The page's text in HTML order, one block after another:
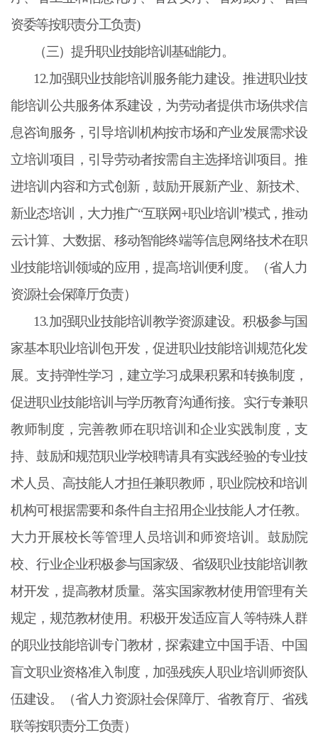
资委等按职责分工负责)
（三）提升职业技能培训基础能力。
12.加强职业技能培训服务能力建设。推进职业技
能培训公共服务体系建设，为劳动者提供市场供求信
息咨询服务，引导培训机构按市场和产业发展需求设
立培训项目，引导劳动者按需自主选择培训项目。推
进培训内容和方式创新，鼓励开展新产业、新技术、
新业态培训，大力推广“互联网+职业培训”模式，推动
云计算、大数据、移动智能终端等信息网络技术在职
业技能培训领域的应用，提高培训便利度。（省人力
资源社会保障厅负责）
13.加强职业技能培训教学资源建设。积极参与国
家基本职业培训包开发，促进职业技能培训规范化发
展。支持弹性学习，建立学习成果积累和转换制度，
促进职业技能培训与学历教育沟通衔接。实行专兼职
教师制度，完善教师在职培训和企业实践制度，支
持、鼓励和规范职业学校聘请具有实践经验的专业技
术人员、高技能人才担任兼职教师，职业院校和培训
机构可根据需要和条件自主招用企业技能人才任教。
大力开展校长等管理人员培训和师资培训。鼓励院
校、行业企业积极参与国家级、省级职业技能培训教
材开发，提高教材质量。落实国家教材使用管理有关
规定，规范教材使用。积极开发适应盲人等特殊人群
的职业技能培训专门教材，探索建立中国手语、中国
盲文职业资格准入制度，加强残疾人职业培训师资队
伍建设。（省人力资源社会保障厅、省教育厅、省残
联等按职责分工负责）